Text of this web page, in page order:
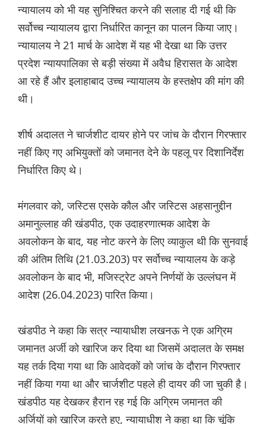
न्यायालय को भी यह सुनिश्चित करने की सलाह दी गई थी कि
सर्वोच्च न्यायालय द्वारा निर्धारित कानून का पालन किया जाए।
न्यायालय ने 21 मार्च के आदेश में यह भी देखा था कि उत्तर
प्रदेश न्यायपालिका से बड़ी संख्या में अवैध हिरासत के आदेश
आ रहे हैं और इलाहाबाद उच्च न्यायालय के हस्तक्षेप की मांग की
थी।
शीर्ष अदालत ने चार्जशीट दायर होने पर जांच के दौरान गिरफ्तार
नहीं किए गए अभियुक्तों को जमानत देने के पहलू पर दिशानिर्देश
निर्धारित किए थे।
मंगलवार को, जस्टिस एसके कौल और जस्टिस अहसानुद्दीन
अमानुल्लाह की खंडपीठ, एक उदाहरणात्मक आदेश के
अवलोकन के बाद, यह नोट करने के लिए व्याकुल थी कि सुनवाई
की अंतिम तिथि (21.03.203) पर सर्वोच्च न्यायालय के कड़े
अवलोकन के बाद भी, मजिस्ट्रेट अपने निर्णयों के उल्लंघन में
आदेश (26.04.2023) पारित किया।
खंडपीठ ने कहा कि सत्र न्यायाधीश लखनऊ ने एक अग्रिम
जमानत अर्जी को खारिज कर दिया था जिसमें अदालत के समक्ष
यह तर्क दिया गया था कि आवेदकों को जांच के दौरान गिरफ्तार
नहीं किया गया था और चार्जशीट पहले ही दायर की जा चुकी है।
खंडपीठ यह देखकर हैरान रह गई कि अग्रिम जमानत की
अर्जियों को खारिज करते हुए, न्यायाधीश ने कहा था कि चूंकि